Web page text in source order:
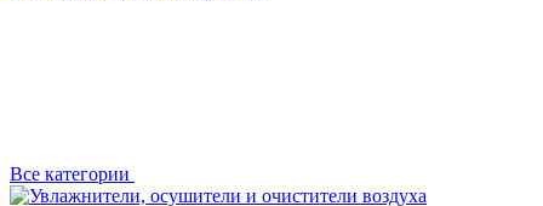
Все категории